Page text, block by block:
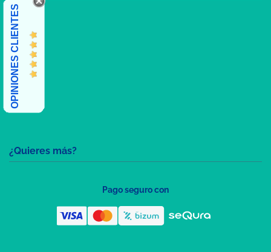
¿Quieres más?
OPINIONES CLIENTES
Pago seguro con